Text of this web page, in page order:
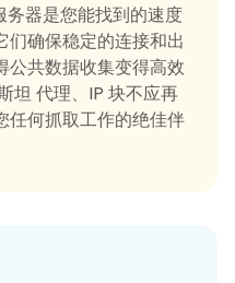
务器是您能找到的速度
们确保稳定的连接和出
公共数据收集变得高效
坦 代理、IP 块不应再
任何抓取工作的绝佳伴